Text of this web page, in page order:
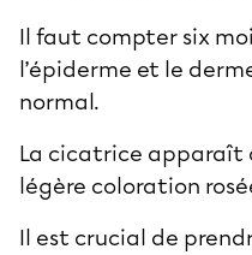
Il faut compter six
l’épiderme et le
normal.
La cicatrice apparaît
légère coloration
Il est crucial de